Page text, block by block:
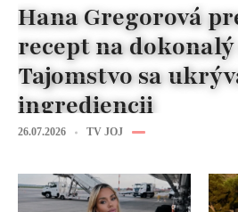
Hana Gregorová
recept na dokonalý
Tajomstvo sa
ingrediencii
26.07.2026 TV JOJ